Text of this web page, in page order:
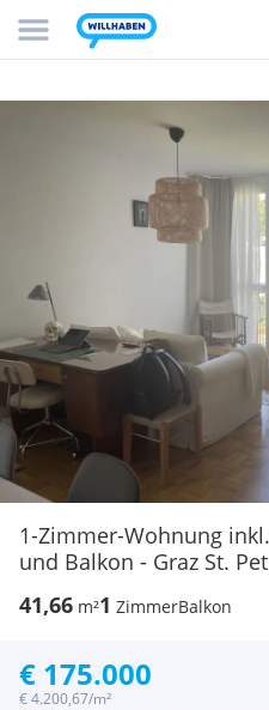
1-Zimmer-Wohnung
und Balkon - Graz St.
41,66 m²1 ZimmerBalkon
€ 175.000
€ 4.200,67/m²